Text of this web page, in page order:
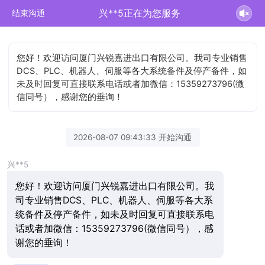
结束沟通 兴**5正在为您服务
您好！欢迎访问厦门兴锐嘉进出口有限公司。我司专业销售
DCS、PLC、机器人、伺服等各大系统备件及停产备件，如
未及时回复可直接联系电话或者加微信：15359273796(微
信同号），感谢您的垂询！
2026-08-07 09:43:33 开始沟通
兴**5
您好！欢迎访问厦门兴锐嘉进出口有限公司。我
司专业销售DCS、PLC、机器人、伺服等各大系
统备件及停产备件，如未及时回复可直接联系电
话或者加微信：15359273796(微信同号），感
谢您的垂询！